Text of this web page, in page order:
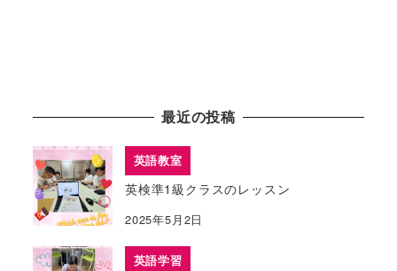
最近の投稿
英語教室
英検準1級クラスのレッスン
2025年5月2日
英語学習